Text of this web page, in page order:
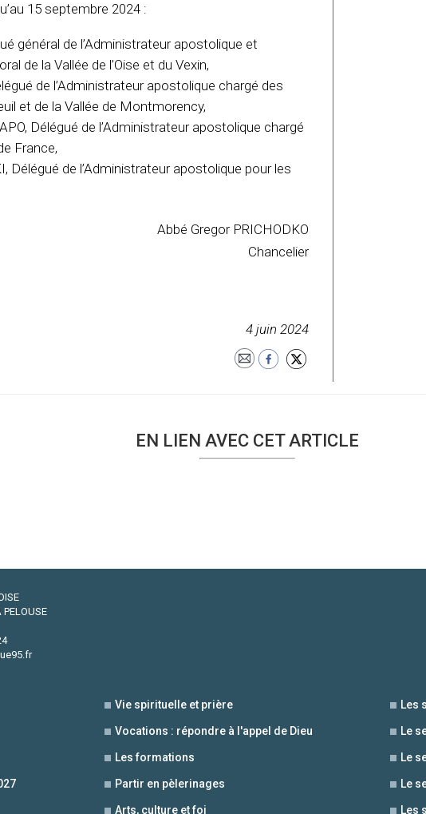
15 septembre 2024 :
général de l’Administrateur apostolique et
de la Vallée de l’Oise et du Vexin,
de l’Administrateur apostolique chargé des
et de la Vallée de Montmorency,
Délégué de l’Administrateur apostolique chargé
France,
Délégué de l’Administrateur apostolique pour les
Abbé Gregor PRICHODKO
Chancelier
4 juin 2024
EN LIEN AVEC CET ARTICLE
PELOUSE
Vie spirituelle et prière
Vocations : répondre à l'appel de Dieu
Les formations
Partir en pèlerinages
Arts, culture et foi
Les
Le
Le
Le
Les